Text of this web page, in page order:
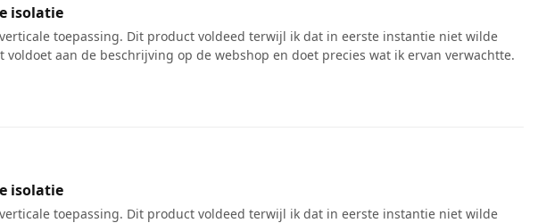
isolatie
toepassing. Dit product voldeed terwijl ik dat in eerste instantie niet wilde
aan de beschrijving op de webshop en doet precies wat ik ervan verwachtte.
isolatie
toepassing. Dit product voldeed terwijl ik dat in eerste instantie niet wilde